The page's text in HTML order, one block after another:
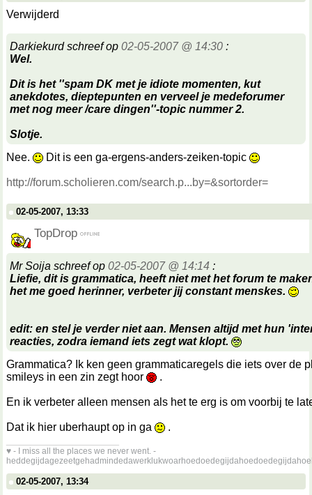
Verwijderd
Darkiekurd schreef op 02-05-2007 @ 14:30 :
Wel.
Dit is het ''spam DK met je idiote momenten, kut
anekdotes, dieptepunten en verveel je medeforumer
met nog meer /care dingen''-topic nummer 2.
Slotje.
Nee.
Dit is een ga-ergens-anders-zeiken-topic
http://forum.scholieren.com/search.p...by=&sortorder=
02-05-2007, 13:33
TopDrop
Mr Soija schreef op 02-05-2007 @ 14:14 :
Liefie, dit is grammatica, heeft niet met het forum te
het me goed herinner, verbeter jij constant menskes.
edit: en stel je verder niet aan. Mensen altijd met hun
reacties, zodra iemand iets zegt wat klopt.
Grammatica? Ik ken geen grammaticaregels die iets over de
smileys in een zin zegt hoor
.
En ik verbeter alleen mensen als het te erg is om voorbij te
Dat ik hier uberhaupt op in ga
.
♥ - I miss all the places we never went. -
02-05-2007, 13:34